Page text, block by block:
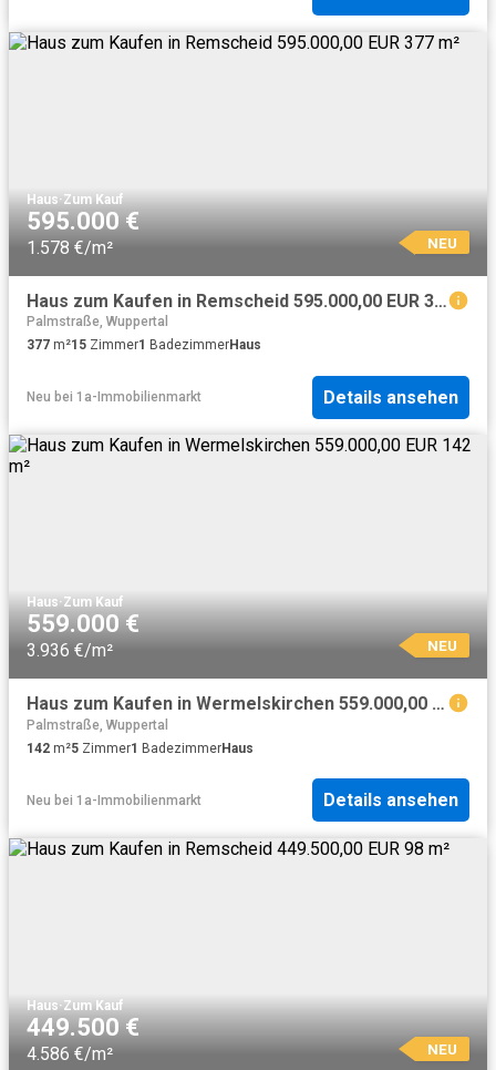
Haus·Zum Kauf
595.000 €
1.578 €/m² NEU
Haus zum Kaufen in Remscheid 595.000,00 EUR 377 m²
Palmstraße, Wuppertal
377 m²15 Zimmer1 BadezimmerHaus
Neu bei 1a-Immobilienmarkt Details ansehen
Haus·Zum Kauf
559.000 €
3.936 €/m² NEU
Haus zum Kaufen in Wermelskirchen 559.000,00 EUR 142 m²
Palmstraße, Wuppertal
142 m²5 Zimmer1 BadezimmerHaus
Neu bei 1a-Immobilienmarkt Details ansehen
Haus·Zum Kauf
449.500 €
4.586 €/m² NEU